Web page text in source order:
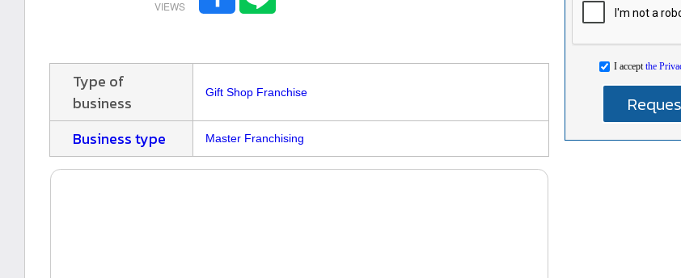
Type of
business
Gift Shop Franchise
Business type Master Franchising
I acceptthe